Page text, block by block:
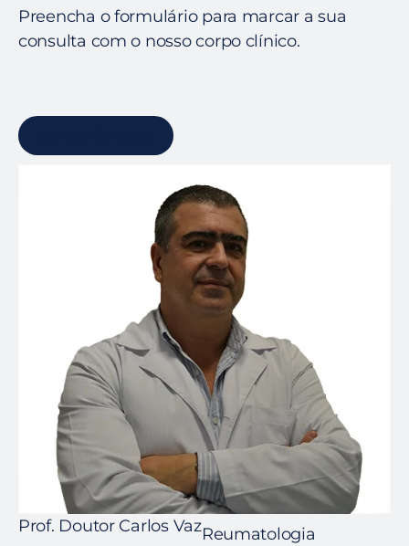
Preencha o formulário para marcar a sua
consulta com o nosso corpo clínico.
Prof. Doutor Carlos VazReumatologia